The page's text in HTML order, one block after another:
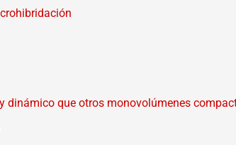
dinámico que otros monovolúmenes